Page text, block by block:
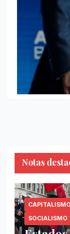
Notas
CAPITALISMO
SOCIALISMO